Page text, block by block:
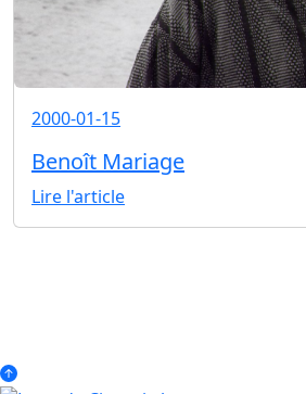
2000-01-15
Benoît Mariage
Lire l'article